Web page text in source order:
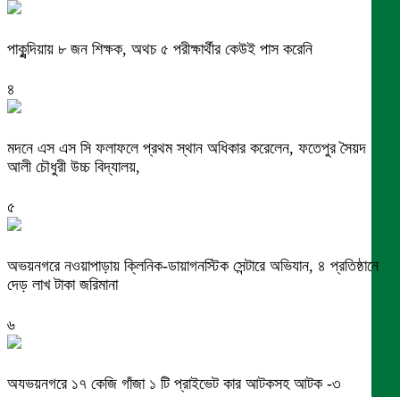
পাকুন্দিয়ায় ৮ জন শিক্ষক, অথচ ৫ পরীক্ষার্থীর কেউই পাস করেনি
৪
মদনে এস এস সি ফলাফলে প্রথম স্থান অধিকার করেলেন, ফতেপুর সৈয়দ
আলী চৌধুরী উচ্চ বিদ্যালয়,
৫
অভয়নগরে নওয়াপাড়ায় ক্লিনিক-ডায়াগনস্টিক সেন্টারে অভিযান, ৪ প্রতিষ্ঠানে
দেড় লাখ টাকা জরিমানা
৬
অযভয়নগরে ১৭ কেজি গাঁজা ১ টি প্রাইভেট কার আটকসহ আটক -৩